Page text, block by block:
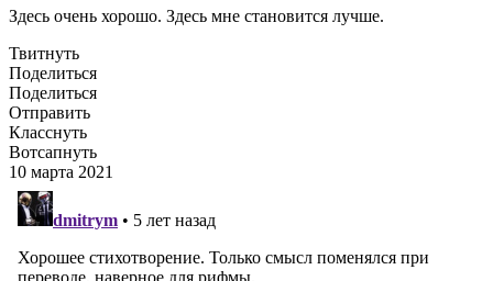
Здесь очень хорошо. Здесь мне становится лучше.
Твитнуть
Поделиться
Поделиться
Отправить
Класснуть
Вотсапнуть
10 марта 2021